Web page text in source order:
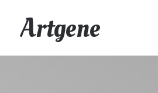
Artgene